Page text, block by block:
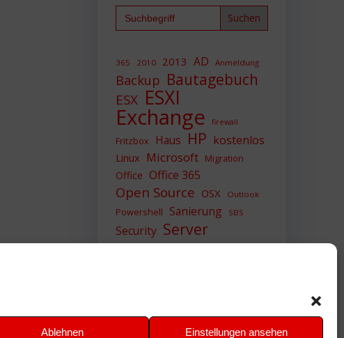
Ablehnen Einstellungen ansehen
Search
for:
365 2010 2013 AD Anmeldung
Backup Bautagebuch
ESX ESXI
Exchange firewall
Fritzbox Haus HP kostenlos
Linux Microsoft Migration
Office Office 365
Open Source OSX Outlook
Powershell Sanierung SBS
Security Server
Sicherheit SIEM
VMWare VPN WAZUH